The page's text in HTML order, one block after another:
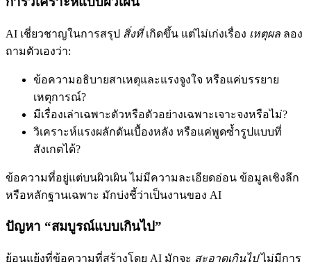
AI เชี่ยวชาญในการสรุป สิ่งที่เกิดขึ้น แต่ไม่เก่งเรื่อง เหตุผล ลอง
ถามตัวเองว่า:
ข้อความอธิบายสาเหตุและแรงจูงใจ หรือแค่บรรยาย
เหตุการณ์?
มีเรื่องเล่าเฉพาะตัวหรือตัวอย่างเฉพาะเจาะจงหรือไม่?
วิเคราะห์แรงผลักดันเบื้องหลัง หรือแค่พูดซ้ำรูปแบบที่
สังเกตได้?
ข้อความที่อยู่แต่บนผิวเผิน ไม่มีความละเอียดอ่อน ข้อมูลเชิงลึก
หรือหลักฐานเฉพาะ มักบ่งชี้ว่าเป็นงานของ AI
ปัญหา “สมบูรณ์แบบเกินไป”
ย้อนแย้งที่ข้อความที่สร้างโดย AI มักจะ สะอาดเกินไปไม่มีการ